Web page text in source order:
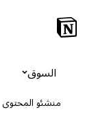
منشئو المحتوى